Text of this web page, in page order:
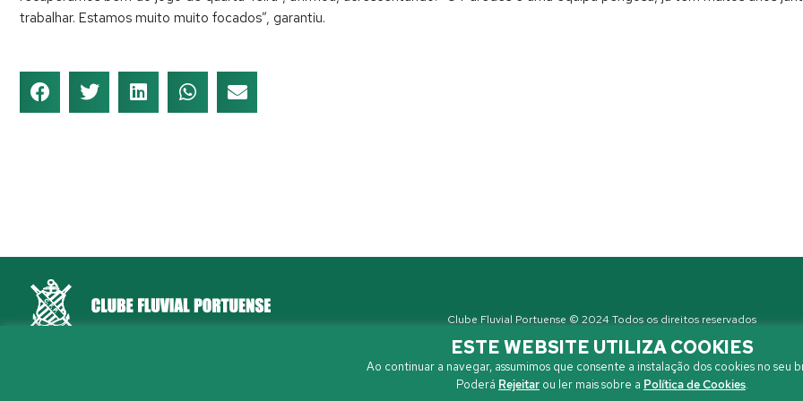
trabalhar. Estamos muito muito focados”, garantiu.
Clube Fluvial Portuense © 2024 Todos os direitos reservados
ESTE WEBSITE UTILIZA COOKIES
Ao continuar a navegar, assumimos que consente a instalação dos cookies no seu
Poderá Rejeitar ou ler mais sobre a Política de Cookies.